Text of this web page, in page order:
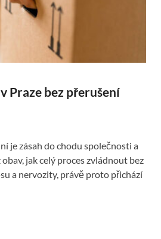
Praze bez přerušení
je zásah do chodu společnosti a
jak celý proces zvládnout bez
a nervozity, právě proto přichází